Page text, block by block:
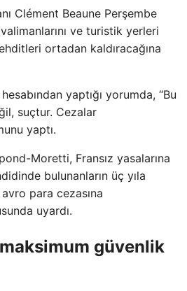
Clément Beaune Perşembe
ve turistik yerleri
ortadan kaldıracağına
yaptığı yorumda, “Bu
suçtur. Cezalar
yaptı.
Moretti, Fransız yasalarına
bulunanların üç yıla
para cezasına
uyardı.
güvenlik